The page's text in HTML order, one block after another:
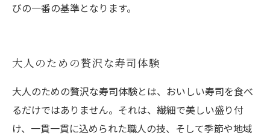
びの一番の基準となります。
大人のための贅沢な寿司体験
大人のための贅沢な寿司体験とは、おいしい寿司を食べ
るだけではありません。それは、繊細で美しい盛り付
け、一貫一貫に込められた職人の技、そして季節や地域